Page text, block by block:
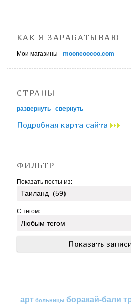
КАК Я ЗАРАБАТЫВАЮ
Мои магазины -mooncoocoo.com
СТРАНЫ
развернуть |свернуть
Подробная карта сайта
ФИЛЬТР
Показать посты из:
С тегом:
арт больницы боракай-бали